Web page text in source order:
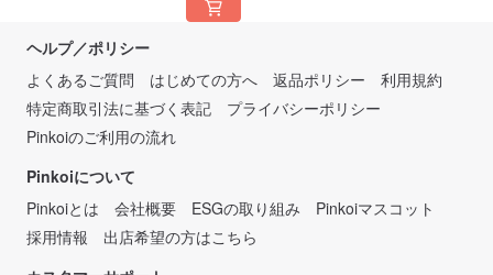
ヘルプ／ポリシー
よくあるご質問
はじめての方へ 返品ポリシー
利用規約
特定商取引法に基づく表記
プライバシーポリシー
Pinkoiのご利用の流れ
Pinkoiについて
Pinkoiとは
会社概要 ESGの取り組み
Pinkoiマスコット
採用情報
出店希望の方はこちら